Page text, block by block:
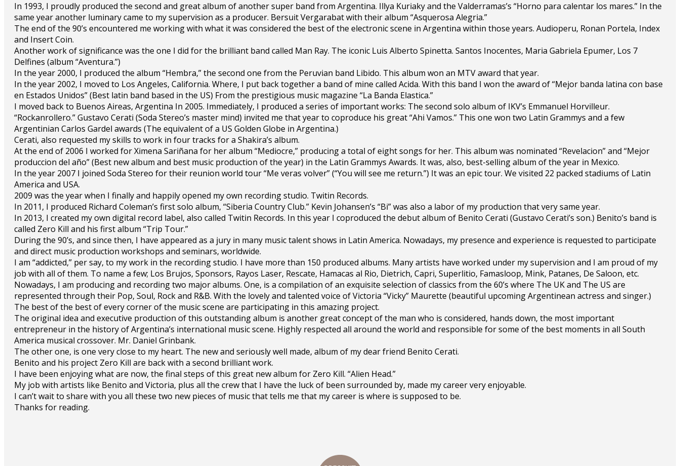
In 1993, I proudly produced the second and great album of another super band from Argentina. Illya Kuriaky and the Valderramas’s “Horno para calentar los mares.” In the
same year another luminary came to my supervision as a producer. Bersuit Vergarabat with their album “Asquerosa Alegria.”
The end of the 90’s encountered me working with what it was considered the best of the electronic scene in Argentina within those years. Audioperu, Ronan Portela, Index
and Insert Coin.
Another work of significance was the one I did for the brilliant band called Man Ray. The iconic Luis Alberto Spinetta. Santos Inocentes, Maria Gabriela Epumer, Los 7
Delfines (album “Aventura.”)
In the year 2000, I produced the album “Hembra,” the second one from the Peruvian band Libido. This album won an MTV award that year.
In the year 2002, I moved to Los Angeles, California. Where, I put back together a band of mine called Acida. With this band I won the award of “Mejor banda latina con base
en Estados Unidos” (Best latin band based in the US) From the prestigious music magazine “La Banda Elastica.”
I moved back to Buenos Aireas, Argentina In 2005. Immediately, I produced a series of important works: The second solo album of IKV’s Emmanuel Horvilleur.
“Rockanrollero.” Gustavo Cerati (Soda Stereo’s master mind) invited me that year to coproduce his great “Ahi Vamos.” This one won two Latin Grammys and a few
Argentinian Carlos Gardel awards (The equivalent of a US Golden Globe in Argentina.)
Cerati, also requested my skills to work in four tracks for a Shakira’s album.
At the end of 2006 I worked for Ximena Sariñana for her album “Mediocre,” producing a total of eight songs for her. This album was nominated “Revelacion” and “Mejor
produccion del año” (Best new album and best music production of the year) in the Latin Grammys Awards. It was, also, best-selling album of the year in Mexico.
In the year 2007 I joined Soda Stereo for their reunion world tour “Me veras volver” (“You will see me return.”) It was an epic tour. We visited 22 packed stadiums of Latin
America and USA.
2009 was the year when I finally and happily opened my own recording studio. Twitin Records.
In 2011, I produced Richard Coleman’s first solo album, “Siberia Country Club.” Kevin Johansen’s “Bi” was also a labor of my production that very same year.
In 2013, I created my own digital record label, also called Twitin Records. In this year I coproduced the debut album of Benito Cerati (Gustavo Cerati’s son.) Benito’s band is
called Zero Kill and his first album “Trip Tour.”
During the 90’s, and since then, I have appeared as a jury in many music talent shows in Latin America. Nowadays, my presence and experience is requested to participate
and direct music production workshops and seminars, worldwide.
I am “addicted,” per say, to my work in the recording studio. I have more than 150 produced albums. Many artists have worked under my supervision and I am proud of my
job with all of them. To name a few; Los Brujos, Sponsors, Rayos Laser, Rescate, Hamacas al Rio, Dietrich, Capri, Superlitio, Famasloop, Mink, Patanes, De Saloon, etc.
Nowadays, I am producing and recording two major albums. One, is a compilation of an exquisite selection of classics from the 60’s where The UK and The US are
represented through their Pop, Soul, Rock and R&B. With the lovely and talented voice of Victoria “Vicky” Maurette (beautiful upcoming Argentinean actress and singer.)
The best of the best of every corner of the music scene are participating in this amazing project.
The original idea and executive production of this outstanding album is another great concept of the man who is considered, hands down, the most important
entrepreneur in the history of Argentina’s international music scene. Highly respected all around the world and responsible for some of the best moments in all South
America musical crossover. Mr. Daniel Grinbank.
The other one, is one very close to my heart. The new and seriously well made, album of my dear friend Benito Cerati.
Benito and his project Zero Kill are back with a second brilliant work.
I have been enjoying what are now, the final steps of this great new album for Zero Kill. “Alien Head.”
My job with artists like Benito and Victoria, plus all the crew that I have the luck of been surrounded by, made my career very enjoyable.
I can’t wait to share with you all these two new pieces of music that tells me that my career is where is supposed to be.
Thanks for reading.